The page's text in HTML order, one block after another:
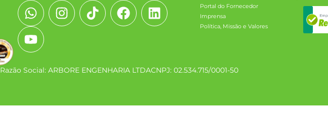
Portal do Fornecedor
Imprensa
Política, Missão e Valores
Razão Social: ARBORE ENGENHARIA LTDACNPJ: 02.534.715/0001-50